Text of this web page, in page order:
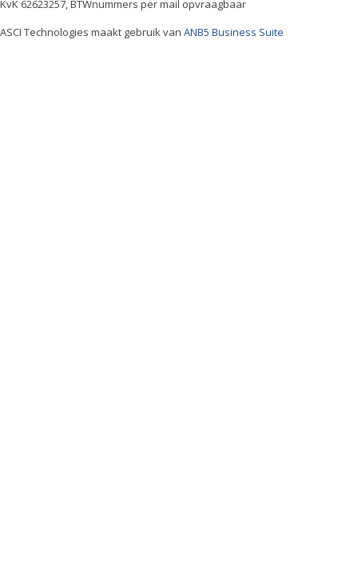
KvK 62623257, BTWnummers per mail opvraagbaar
ASCI Technologies maakt gebruik van ANB5 Business Suite